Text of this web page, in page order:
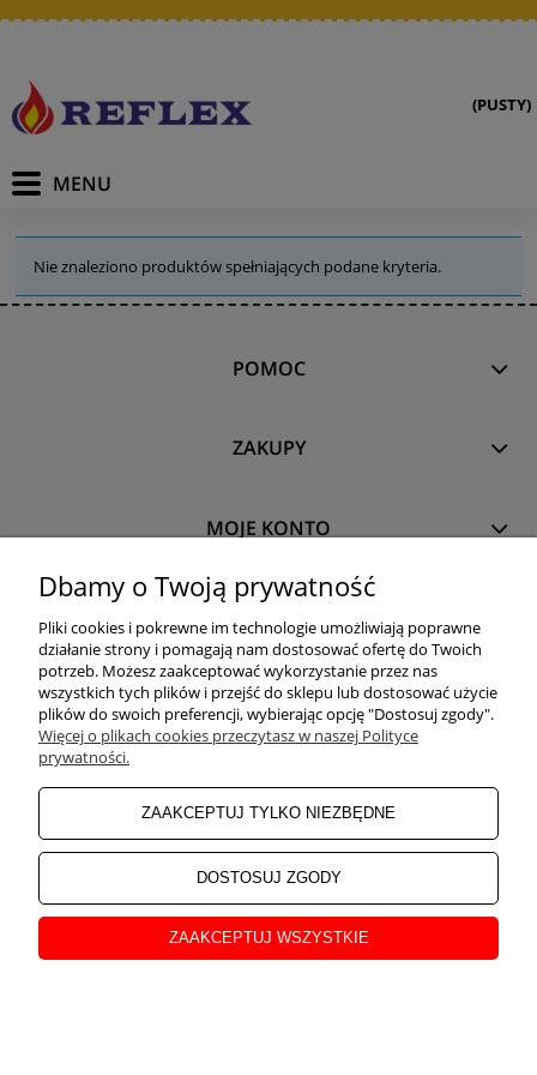
(PUSTY)
Nie znaleziono produktów spełniających podane kryteria.
POMOC
ZAKUPY
MOJE KONTO
INFORMACJE
O NAS
Dbamy o Twoją prywatność
Pliki cookies i pokrewne im technologie umożliwiają poprawne
działanie strony i pomagają nam dostosować ofertę do Twoich
potrzeb. Możesz zaakceptować wykorzystanie przez nas
wszystkich tych plików i przejść do sklepu lub dostosować użycie
plików do swoich preferencji, wybierając opcję "Dostosuj zgody".
Więcej o plikach cookies przeczytasz w naszej Polityce
prywatności.
ZAAKCEPTUJ TYLKO NIEZBĘDNE
DOSTOSUJ ZGODY
ZAAKCEPTUJ WSZYSTKIE